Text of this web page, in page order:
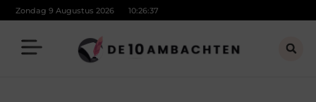
Zondag 9 Augustus 2026 10:26:37